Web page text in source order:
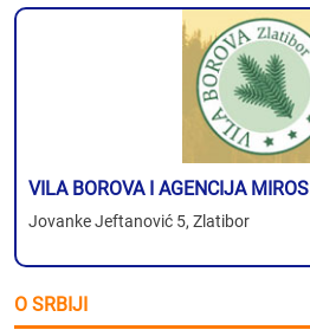
VILA BOROVA I AGENCIJA MIROS
Jovanke Jeftanović 5, Zlatibor
O SRBIJI